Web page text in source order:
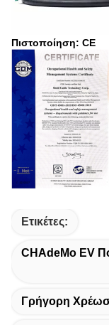
Πιστοποίηση: CE
Ετικέτες:
CHAdeMo EV
Γρήγορη